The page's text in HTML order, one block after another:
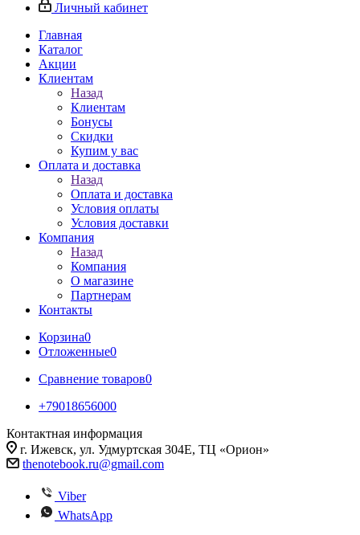
Личный кабинет
Главная
Каталог
Акции
Клиентам
Назад
Клиентам
Бонусы
Скидки
Купим у вас
Оплата и доставка
Назад
Оплата и доставка
Условия оплаты
Условия доставки
Компания
Назад
Компания
О магазине
Партнерам
Контакты
Корзина0
Отложенные0
Сравнение товаров0
+79018656000
Контактная информация
г. Ижевск, ул. Удмуртская 304Е, ТЦ «Орион»
thenotebook.ru@gmail.com
Viber
WhatsApp